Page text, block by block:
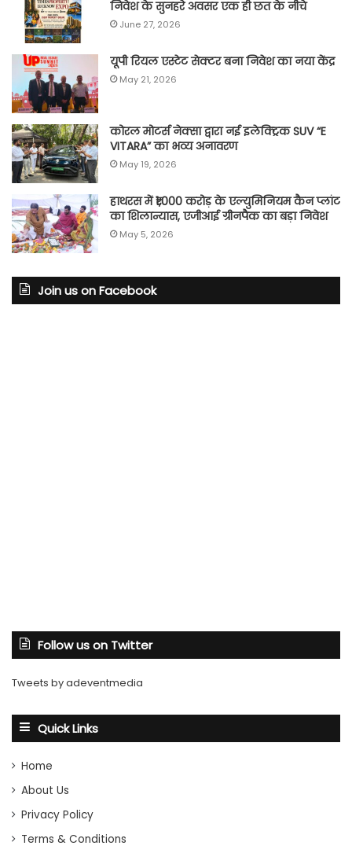
निवेश के सुनहरे अवसर एक ही छत के नीचे
June 27, 2026
यूपी रियल एस्टेट सेक्टर बना निवेश का नया केंद्र
May 21, 2026
कोरल मोटर्स नेक्सा द्वारा नई इलेक्ट्रिक SUV “E
VITARA” का भव्य अनावरण
May 19, 2026
हाथरस में ₹1,000 करोड़ के एल्युमिनियम कैन प्लांट
का शिलान्यास, एजीआई ग्रीनपैक का बड़ा निवेश
May 5, 2026
Join us on Facebook
Follow us on Twitter
Tweets by adeventmedia
Quick Links
Home
About Us
Privacy Policy
Terms & Conditions